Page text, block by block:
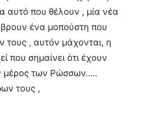
αυτό που θέλουν , μία νέα
ένα μοπούστη που
τους , αυτόν μάχονται, η
που σημαίνει ότι έχουν
μέρος των Ρώσσων…..
τους ,